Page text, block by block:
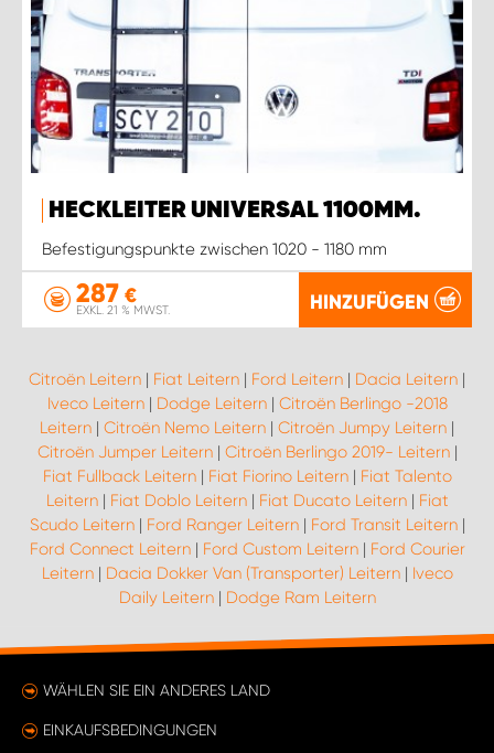
HECKLEITER UNIVERSAL 1100MM.
Befestigungspunkte zwischen 1020 - 1180 mm
287 €
EXKL. 21 % MWST. HINZUFÜGEN
Citroën Leitern | Fiat Leitern | Ford Leitern | Dacia Leitern |
Iveco Leitern| Dodge Leitern| Citroën Berlingo -2018
Leitern | Citroën Nemo Leitern | Citroën Jumpy Leitern |
Citroën Jumper Leitern| Citroën Berlingo 2019- Leitern|
Fiat Fullback Leitern| Fiat Fiorino Leitern| Fiat Talento
Leitern| Fiat Doblo Leitern| Fiat Ducato Leitern| Fiat
Scudo Leitern| Ford Ranger Leitern| Ford Transit Leitern|
Ford Connect Leitern| Ford Custom Leitern| Ford Courier
Leitern| Dacia Dokker Van (Transporter) Leitern| Iveco
Daily Leitern| Dodge Ram Leitern
WÄHLEN SIE EIN ANDERES LAND
EINKAUFSBEDINGUNGEN